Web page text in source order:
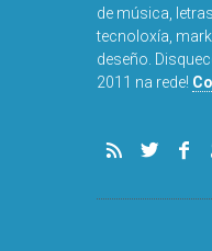
de música,
tecnoloxía,
deseño.
2011 na rede!